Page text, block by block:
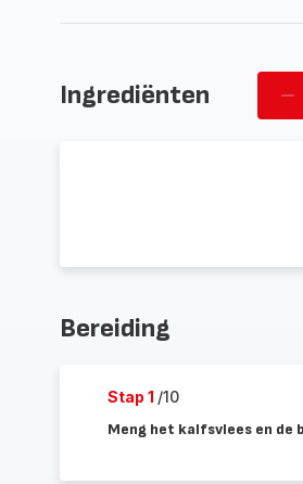
Ingrediënten
Bereiding
Stap 1 /10
Meng het kalfsvlees en de